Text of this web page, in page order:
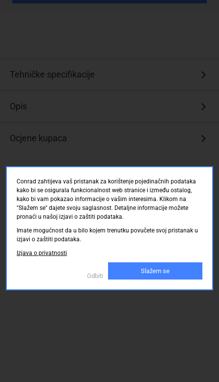
Tehničke specifikacije
Opis
Ocjene kupaca
Conrad zahtijeva vaš pristanak za korištenje pojedinačnih podataka
kako bi se osigurala funkcionalnost web stranice i između ostalog,
kako bi vam pokazao informacije o vašim interesima. Klikom na
"Slažem se" dajete svoju saglasnost. Detaljne informacije možete
pronaći u našoj izjavi o zaštiti podataka.
Imate mogućnost da u bilo kojem trenutku povučete svoj pristanak u
izjavi o zaštiti podataka.
Izjava o privatnosti
Odbiti
Slažem se